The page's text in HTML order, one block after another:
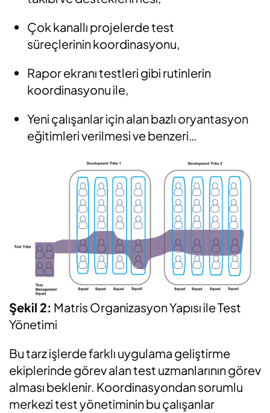
Çok kanallı projelerde test
süreçlerininkoordinasyonu,
Rapor ekranı testleri gibi rutinlerin
koordinasyonu ile,
Yeni çalışanlariçinalan bazlı oryantasyon
eğitimleri verilmesive benzeri…
Şekil 2: Matris Organizasyon Yapısı ile Test
Yönetimi
Bu tarz işlerde farklı uygulama geliştirme
ekiplerinde görev alan test uzmanlarının görev
alması beklenir. Koordinasyondan sorumlu
merkezi test yönetiminin bu çalışanlar